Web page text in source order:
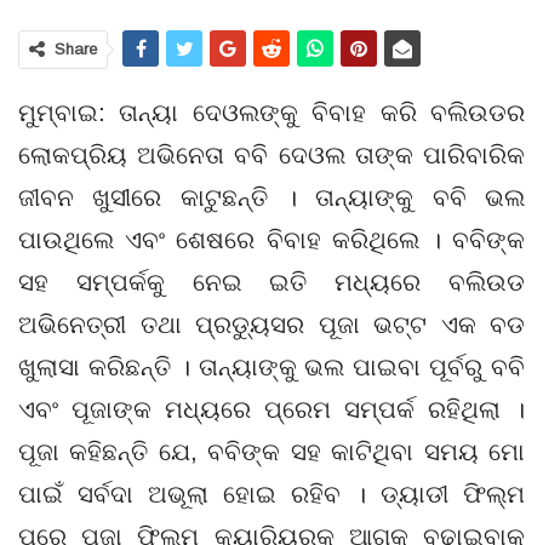
Share
ମୁମ୍ବାଇ: ତାନ୍ୟା ଦେଓଲଙ୍କୁ ବିବାହ କରି ବଲିଉଡର
ଲୋକପ୍ରିୟ ଅଭିନେତା ବବି ଦେଓଲ ତାଙ୍କ ପାରିବାରିକ
ଜୀବନ ଖୁସୀରେ କାଟୁଛନ୍ତି । ତାନ୍ୟାଙ୍କୁ ବବି ଭଲ
ପାଉଥିଲେ ଏବଂ ଶେଷରେ ବିବାହ କରିଥିଲେ । ବବିଙ୍କ
ସହ ସମ୍ପର୍କକୁ ନେଇ ଇତି ମଧ୍ୟରେ ବଲିଉଡ
ଅଭିନେତ୍ରୀ ତଥା ପ୍ରଡ୍ୟୁସର ପୂଜା ଭଟ୍ଟ ଏକ ବଡ
ଖୁଲାସା କରିଛନ୍ତି । ତାନ୍ୟାଙ୍କୁ ଭଲ ପାଇବା ପୂର୍ବରୁ ବବି
ଏବଂ ପୂଜାଙ୍କ ମଧ୍ୟରେ ପ୍ରେମ ସମ୍ପର୍କ ରହିଥିଲା ।
ପୂଜା କହିଛନ୍ତି ଯେ, ବବିଙ୍କ ସହ କାଟିଥିବା ସମୟ ମୋ
ପାଇଁ ସର୍ବଦା ଅଭୂଲା ହୋଇ ରହିବ । ଡ୍ୟାଡୀ ଫିଲ୍ମ
ପରେ ପୂଜା ଫିଲ୍ମ କ୍ୟାରିୟରକୁ ଆଗକୁ ବଢ଼ାଇବାକୁ